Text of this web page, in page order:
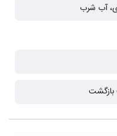
آب شرب